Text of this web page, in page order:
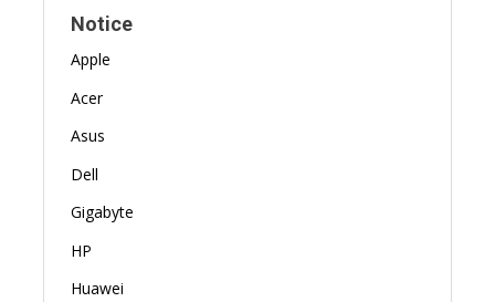
Notice
Apple
Acer
Asus
Dell
Gigabyte
HP
Huawei